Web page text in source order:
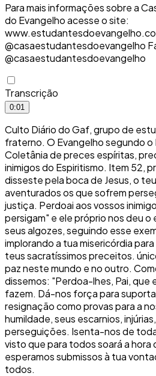
Para mais informações sobre a
do Evangelho acesse o site:
@casaestudantesdoevangelho
@casaestudantesdoevangelho
Transcrição
0:01
Culto Diário do Gaf, grupo de
fraterno. O Evangelho segundo o
Coletânia de preces espíritas,
inimigos do Espiritismo. Item 52,
disseste pela boca de Jesus, o
aventurados os que sofrem
justiça. Perdoai aos vossos
persigam" e ele próprio nos deu o
seus algozes, seguindo esse
implorando a tua misericórdia
teus sacratíssimos preceitos.
paz neste mundo e no outro.
dissemos: "Perdoa-lhes, Pai, que
fazem. Dá-nos força para
resignação como provas para a
humildade, seus escarnios,
perseguições. Isenta-nos de
visto que para todos soará a hora
esperamos submissos à tua
todos.